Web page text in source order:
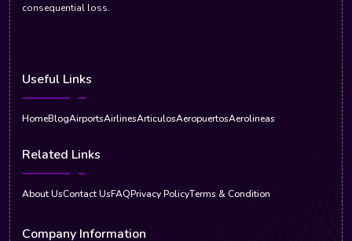
consequential loss.
Useful Links
HomeBlogAirportsAirlinesArticulosAeropuertosAerolineas
Related Links
About UsContact UsFAQPrivacy PolicyTerms & Condition
Company Information